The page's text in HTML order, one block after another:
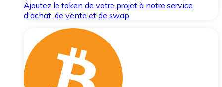
Ajoutez le token de votre projet à notre service
d'achat, de vente et de swap.